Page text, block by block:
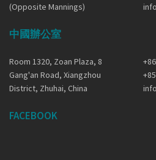
(Opposite Mannings)
中國辦公室
Room 1320, Zoan Plaza, 8
Gang'an Road, Xiangzhou
District, Zhuhai, China
FACEBOOK